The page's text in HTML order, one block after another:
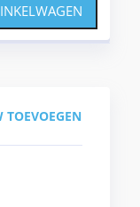
TOEVOEGEN